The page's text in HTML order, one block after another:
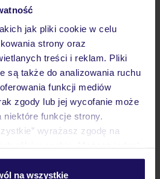
jak pliki cookie w celu
strony oraz
treści i reklam. Pliki
są także do analizowania ruchu
funkcji mediów
zgody lub jej wycofanie może
niektóre funkcje strony.
wyrażasz zgodę na
wchodząc w zakładkę
na wszystkie